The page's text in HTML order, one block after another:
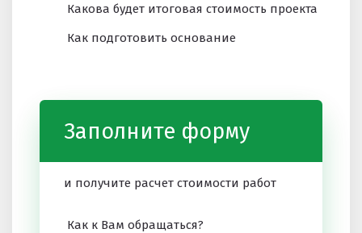
Какова будет итоговая стоимость проекта
Как подготовить основание
Заполните форму
и получите расчет стоимости работ
Как к Вам обращаться?